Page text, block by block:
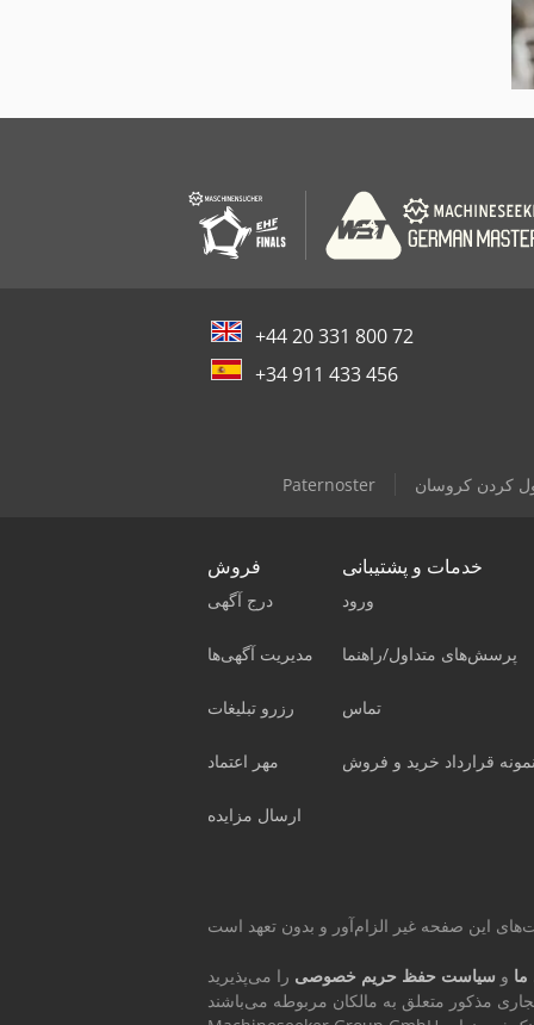
+44 20 331 800 72
+34 911 433 456
Paternoster کردن کروسان
فروش
درج آگهی
مدیریت آگهی‌ها
رزرو تبلیغات
مهر اعتماد
ارسال مزایده
خدمات و پشتیبانی
ورود
پرسش‌های متداول/راهنما
تماس
نمونه قرارداد خرید و فروش
و سیاست حفظ حریم خصوصی